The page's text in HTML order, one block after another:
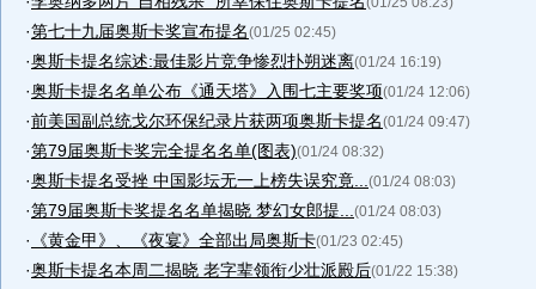
·第七十九届奥斯卡奖宣布提名(01/25 02:45)
·奥斯卡提名综述:最佳影片竞争惨烈扑朔迷离(01/24 16:19)
·奥斯卡提名名单公布《通天塔》入围七主要奖项(01/24 12:06)
·前美国副总统戈尔环保纪录片获两项奥斯卡提名(01/24 09:47)
·第79届奥斯卡奖完全提名名单(图表)(01/24 08:32)
·奥斯卡提名受挫 中国影坛无一上榜失误究竟... (01/24 08:03)
·第79届奥斯卡奖提名名单揭晓 梦幻女郎提... (01/24 08:03)
· 《黄金甲》、《夜宴》全部出局奥斯卡(01/23 02:45)
·奥斯卡提名本周二揭晓 老字辈领衔少壮派殿后(01/22 15:38)